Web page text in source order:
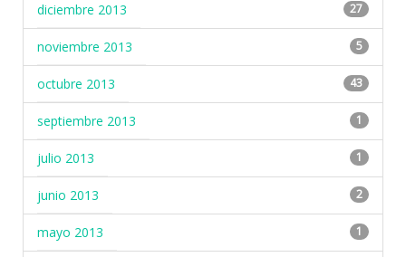
diciembre 2013 27
noviembre 2013 5
octubre 2013 43
septiembre 2013 1
julio 2013 1
junio 2013 2
mayo 2013 1